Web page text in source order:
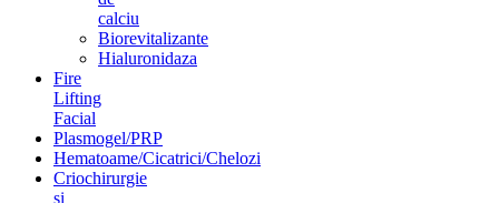
calciu
Biorevitalizante
Hialuronidaza
Fire
Lifting
Facial
Plasmogel/PRP
Hematoame/Cicatrici/Chelozi
Criochirurgie
si